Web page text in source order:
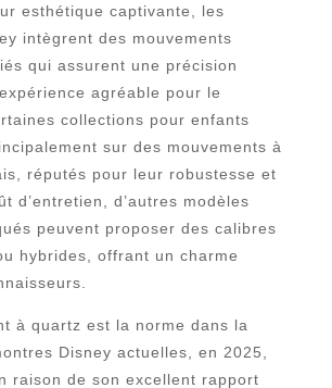
esthétique captivante, les
intègrent des mouvements
qui assurent une précision
agréable pour le
collections pour enfants
sur des mouvements à
réputés pour leur robustesse et
d’entretien, d’autres modèles
peuvent proposer des calibres
hybrides, offrant un charme
à quartz est la norme dans la
Disney actuelles, en 2025,
raison de son excellent rapport